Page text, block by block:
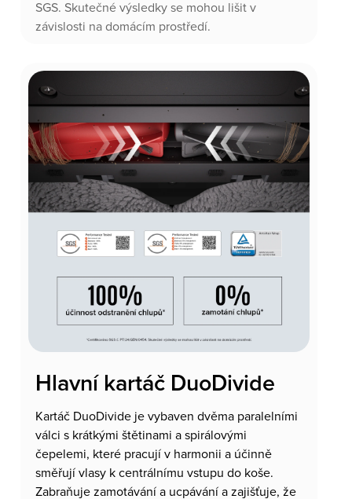
SGS. Skutečné výsledky se mohou lišit v
závislosti na domácím prostředí.
Hlavní kartáč DuoDivide
Kartáč DuoDivide je vybaven dvěma paralelními
válci s krátkými štětinami a spirálovými
čepelemi, které pracují v harmonii a účinně
směřují vlasy k centrálnímu vstupu do koše.
Zabraňuje zamotávání a ucpávání a zajišťuje, že